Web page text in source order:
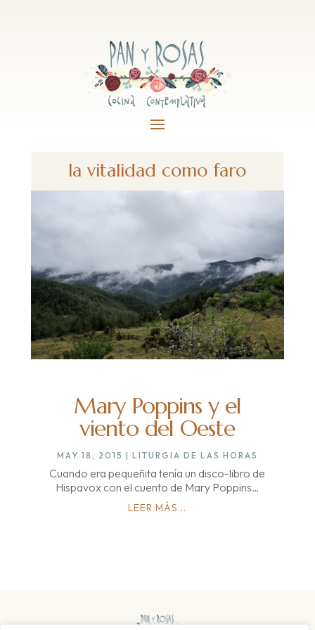
la vitalidad como faro
Mary Poppins y el
viento del Oeste
MAY 18, 2015 | LITURGIA DE LAS HORAS
Cuando era pequeñita tenía un disco-libro de
Hispavox con el cuento de Mary Poppins…
LEER MÁS...